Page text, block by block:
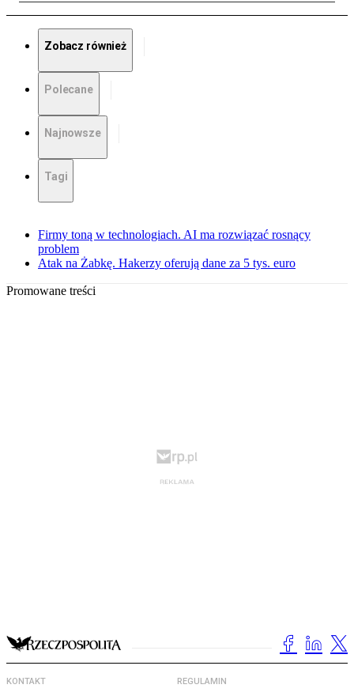
Zobacz również
Polecane
Najnowsze
Tagi
Firmy toną w technologiach. AI ma rozwiązać rosnący
problem
Atak na Żabkę. Hakerzy oferują dane za 5 tys. euro
Promowane treści
KONTAKT REGULAMIN